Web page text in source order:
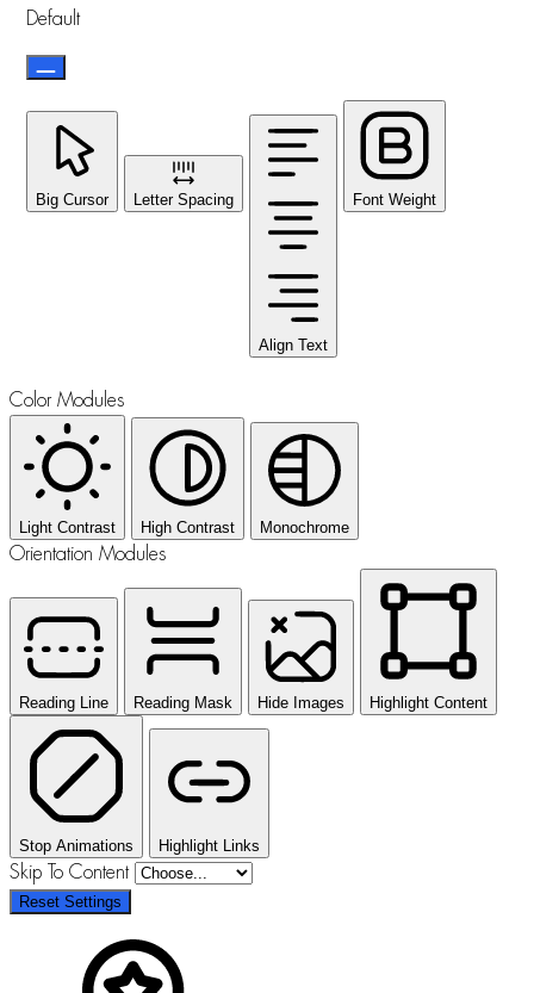
Default
Big Cursor Letter Spacing
Align Text
Font Weight
Color Modules
Light Contrast High Contrast Monochrome
Orientation Modules
Reading Line Reading Mask Hide Images Highlight Content
Stop Animations Highlight Links
Skip To Content
Reset Settings